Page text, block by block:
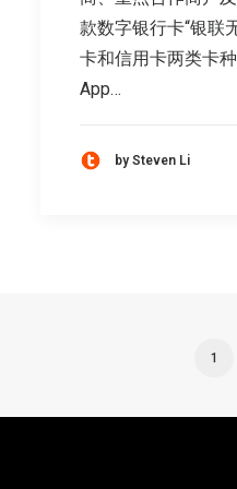
款数字银行卡“银联
卡和信用卡两类卡
App…
by Steven Li
1